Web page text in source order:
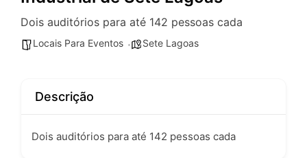
Dois auditórios para até 142 pessoas cada
Locais Para Eventos Sete Lagoas
Descrição
Dois auditórios para até 142 pessoas cada